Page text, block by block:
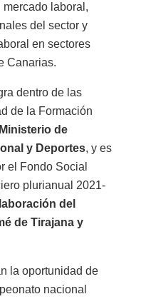
laboral,
del sector y
en sectores
Canarias.
dentro de las
de la Formación
de
y Deportes, y es
el Fondo Social
plurianual 2021-
del
de Tirajana y
la oportunidad de
nacional